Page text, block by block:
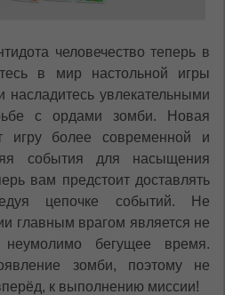
человечество теперь в
в мир настольной игры
увлекательными
с ордами зомби. Новая
игру более современной и
события для насыщения
вам предстоит доставлять
цепочке событий. Не
главным врагом является не
бегущее время.
зомби, поэтому не
к выполнению миссии!